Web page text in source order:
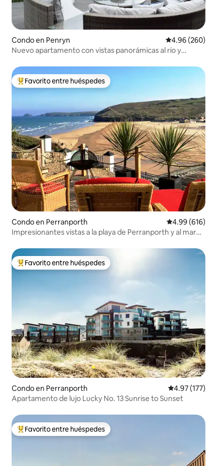
Condo en Penryn Calificación
4.96 (260)
Nuevo apartamento con vistas panorámicas al río y
Favorito entre huéspedes preferido
Favorito entre huéspedes
Condo en Perranporth Calificación
4.99 (616)
Impresionantes vistas a la playa de Perranporth y al mar
Favorito entre huéspedes preferido
Favorito entre huéspedes
Condo en Perranporth Calificación
4.97 (177)
Apartamento de lujo Lucky No. 13 Sunrise to Sunset
Favorito entre huéspedes preferido
Favorito entre huéspedes